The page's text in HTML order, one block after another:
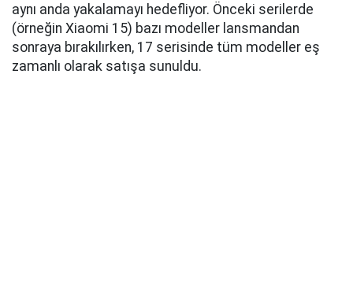
aynı anda yakalamayı hedefliyor. Önceki serilerde
(örneğin Xiaomi 15) bazı modeller lansmandan
sonraya bırakılırken, 17 serisinde tüm modeller eş
zamanlı olarak satışa sunuldu.